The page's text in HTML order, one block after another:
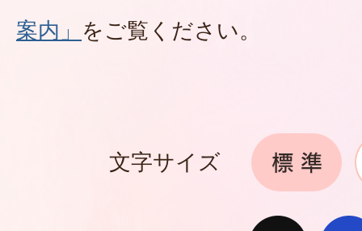
案内」 をご覧ください。
文字サイズ